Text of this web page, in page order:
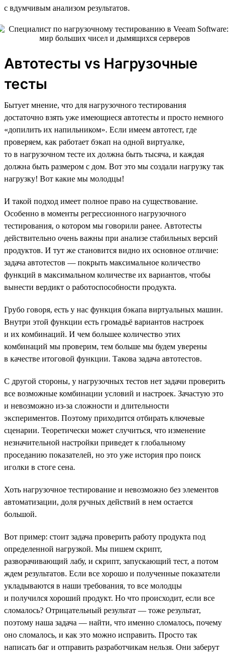
с вдумчивым анализом результатов.
Автотесты vs Нагрузочные
тесты
Бытует мнение, что для нагрузочного тестирования
достаточно взять уже имеющиеся автотесты и просто немного
«допилить их напильником». Если имеем автотест, где
проверяем, как работает бэкап на одной виртуалке,
то в нагрузочном тесте их должна быть тысяча, и каждая
должна быть размером с дом. Вот это мы создали нагрузку так
нагрузку! Вот какие мы молодцы!
И такой подход имеет полное право на существование.
Особенно в моменты регрессионного нагрузочного
тестирования, о котором мы говорили ранее. Автотесты
действительно очень важны при анализе стабильных версий
продуктов. И тут же становится видно их основное отличие:
задача автотестов — покрыть максимальное количество
функций в максимальном количестве их вариантов, чтобы
вынести вердикт о работоспособности продукта.
Грубо говоря, есть у нас функция бэкапа виртуальных машин.
Внутри этой функции есть громадьё вариантов настроек
и их комбинаций. И чем большее количество этих
комбинаций мы проверим, тем больше мы будем уверены
в качестве итоговой функции. Такова задача автотестов.
С другой стороны, у нагрузочных тестов нет задачи проверить
все возможные комбинации условий и настроек. Зачастую это
и невозможно из-за сложности и длительности
экспериментов. Поэтому приходится отбирать ключевые
сценарии. Теоретически может случиться, что изменение
незначительной настройки приведет к глобальному
проседанию показателей, но это уже история про поиск
иголки в стоге сена.
Хоть нагрузочное тестирование и невозможно без элементов
автоматизации, доля ручных действий в нем остается
большой.
Вот пример: стоит задача проверить работу продукта под
определенной нагрузкой. Мы пишем скрипт,
разворачивающий лабу, и скрипт, запускающий тест, а потом
ждем результатов. Если все хорошо и полученные показатели
укладываются в наши требования, то все молодцы
и получился хороший продукт. Но что происходит, если все
сломалось? Отрицательный результат — тоже результат,
поэтому наша задача — найти, что именно сломалось, почему
оно сломалось, и как это можно исправить. Просто так
написать баг и отправить разработчикам нельзя. Они заберут